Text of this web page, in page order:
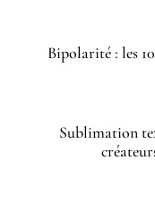
Bipolarité : les
Sublimation